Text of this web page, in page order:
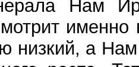
Нам
низкий, а